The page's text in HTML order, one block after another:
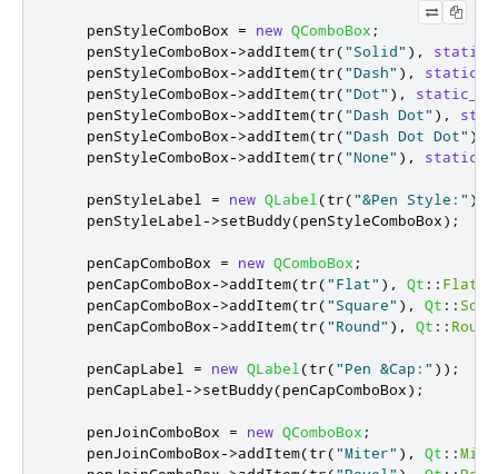
    penStyleComboBox
= new QComboBox ;
    penStyleComboBox
->addItem(tr("Solid" ) ,
    penStyleComboBox
->addItem(tr("Dash" ) ,
    penStyleComboBox
->addItem(tr("Dot" ) ,
    penStyleComboBox
->addItem(tr("Dash Dot" ) ,
    penStyleComboBox
->addItem(tr("Dash Dot Dot" )
    penStyleComboBox
->addItem(tr("None" ) ,
    penStyleLabel
= new QLabel(tr("&Pen Style:" ));
    penStyleLabel
->setBuddy(penStyleComboBox);
    penCapComboBox
= new QComboBox ;
    penCapComboBox
->addItem(tr("Flat" ) , Qt ::
    penCapComboBox
->addItem(tr("Square" ) , Qt ::
    penCapComboBox
->addItem(tr("Round" ) , Qt ::
    penCapLabel
= new QLabel(tr("Pen &Cap:" ));
    penCapLabel
->setBuddy(penCapComboBox);
    penJoinComboBox
= new QComboBox ;
    penJoinComboBox
->addItem(tr("Miter" ) , Qt ::